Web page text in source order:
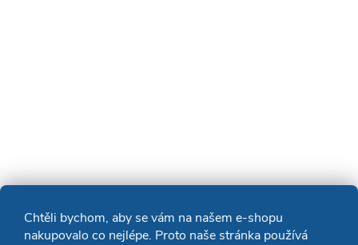
Chtěli bychom, aby se vám na našem e-shopu
nakupovalo co nejlépe. Proto naše stránka používá